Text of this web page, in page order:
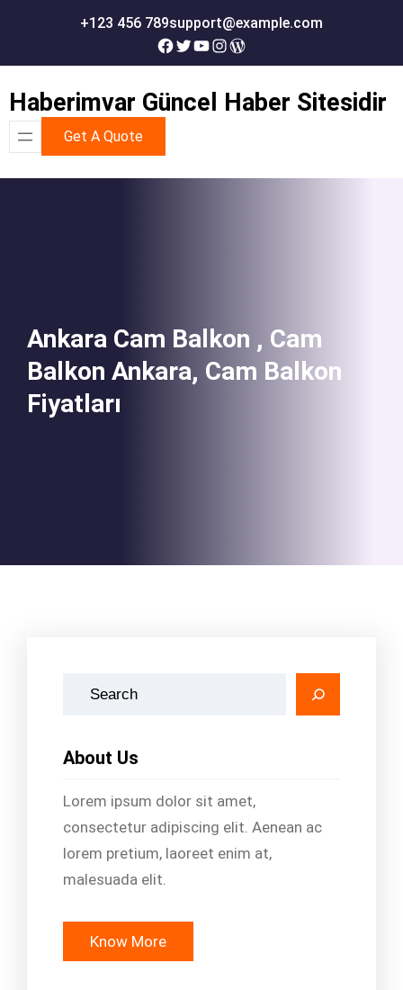
+123 456 789support@example.com
Facebook
Twitter
YouTube
Instagram
WordPress
Haberimvar Güncel Haber Sitesidir
Get A Quote
Ankara Cam Balkon , Cam
Balkon Ankara, Cam Balkon
Fiyatları
About Us
Lorem ipsum dolor sit amet,
consectetur adipiscing elit. Aenean ac
lorem pretium, laoreet enim at,
malesuada elit.
Know More